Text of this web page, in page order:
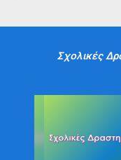
Σχολικές